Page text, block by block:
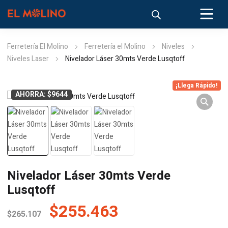
Ferretería El Molino Ferretería el Molino
Niveles
Niveles Laser
Nivelador Láser 30mts Verde Lusqtoff
AHORRA: $9644
¡Llega Rápido!
Nivelador Láser 30mts Verde
Lusqtoff
$265.107 El
$255.463